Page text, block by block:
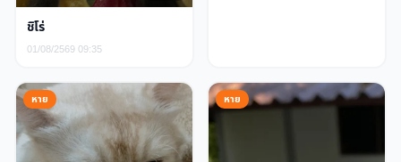
ชิโร่
01/08/2569 09:35
หาย หาย